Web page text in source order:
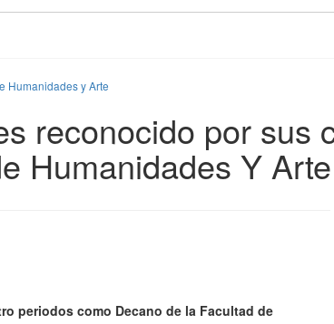
Humanidades y Arte
reconocido por sus
Humanidades Y
periodos como Decano de la Facultad de